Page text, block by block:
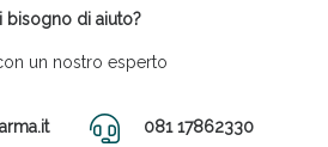
bisogno di aiuto?
un nostro esperto
081 17862330